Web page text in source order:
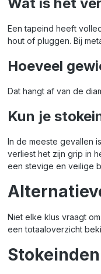
Een tapeind heeft
hout of pluggen. Bij
Hoeveel
Dat hangt af van de
Kun je
In de meeste gevallen
verliest het zijn grip in
een stevige en veilige
Niet elke klus vraagt
een totaaloverzicht